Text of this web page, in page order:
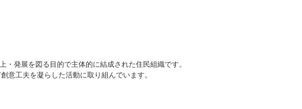
発展を図る目的で主体的に結成された住民組織です。
意工夫を凝らした活動に取り組んでいます。